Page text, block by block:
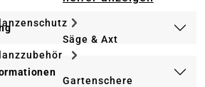
Säge & Axt
Gartenschere